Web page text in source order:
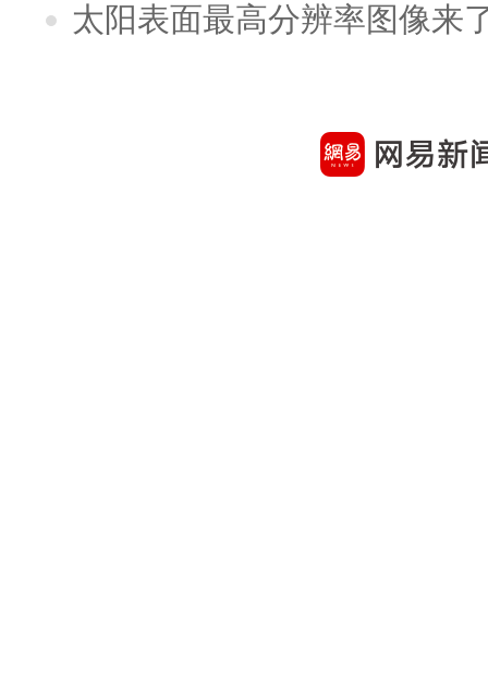
太阳表面最高分辨率图像来